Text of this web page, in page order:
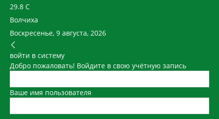
29.8 C
Волчиха
Воскресенье, 9 августа, 2026
войти в систему
Добро пожаловать! Войдите в свою учётную запись
Ваше имя пользователя